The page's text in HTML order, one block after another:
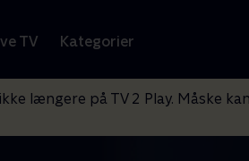
TV Kategorier
længere på TV 2 Play. Måske